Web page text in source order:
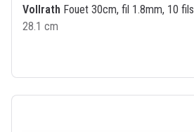
Vollrath Fouet 30cm, fil 1.8mm, 10 fils
28.1 cm